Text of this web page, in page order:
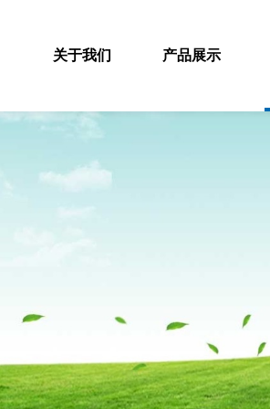
关于我们 产品展示